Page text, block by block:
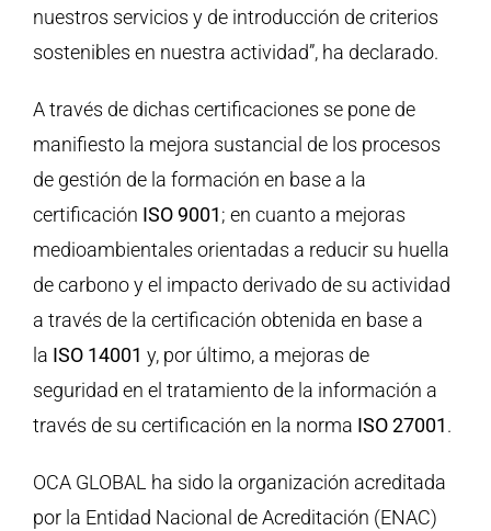
nuestros servicios y de introducción de criterios
sostenibles en nuestra actividad”, ha declarado.
A través de dichas certificaciones se pone de
manifiesto la mejora sustancial de los procesos
de gestión de la formación en base a la
certificación ISO 9001; en cuanto a mejoras
medioambientales orientadas a reducir su huella
de carbono y el impacto derivado de su actividad
a través de la certificación obtenida en base a
la ISO 14001 y, por último, a mejoras de
seguridad en el tratamiento de la información a
través de su certificación en la norma ISO 27001.
OCA GLOBAL ha sido la organización acreditada
por la Entidad Nacional de Acreditación (ENAC)